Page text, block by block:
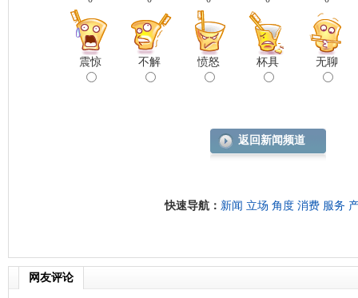
震惊 不解 愤怒 杯具 无聊
返回新闻频道
快速导航： 新闻 立场 角度 消费 服务
网友评论